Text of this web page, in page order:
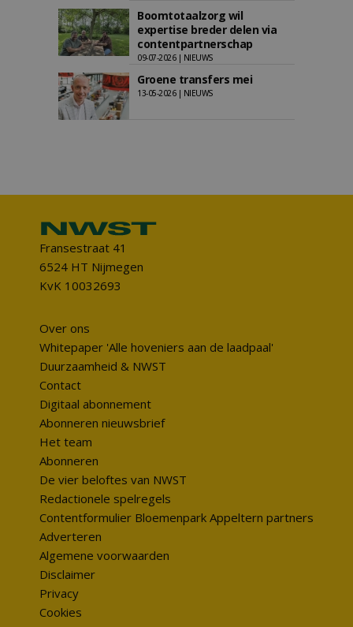
Boomtotaalzorg wil
expertise breder delen via
contentpartnerschap
09-07-2026 | NIEUWS
Groene transfers mei
13-05-2026 | NIEUWS
Fransestraat 41
6524 HT Nijmegen
KvK 10032693
Over ons
Whitepaper 'Alle hoveniers aan de laadpaal'
Duurzaamheid & NWST
Contact
Digitaal abonnement
Abonneren nieuwsbrief
Het team
Abonneren
De vier beloftes van NWST
Redactionele spelregels
Contentformulier Bloemenpark Appeltern partners
Adverteren
Algemene voorwaarden
Disclaimer
Privacy
Cookies